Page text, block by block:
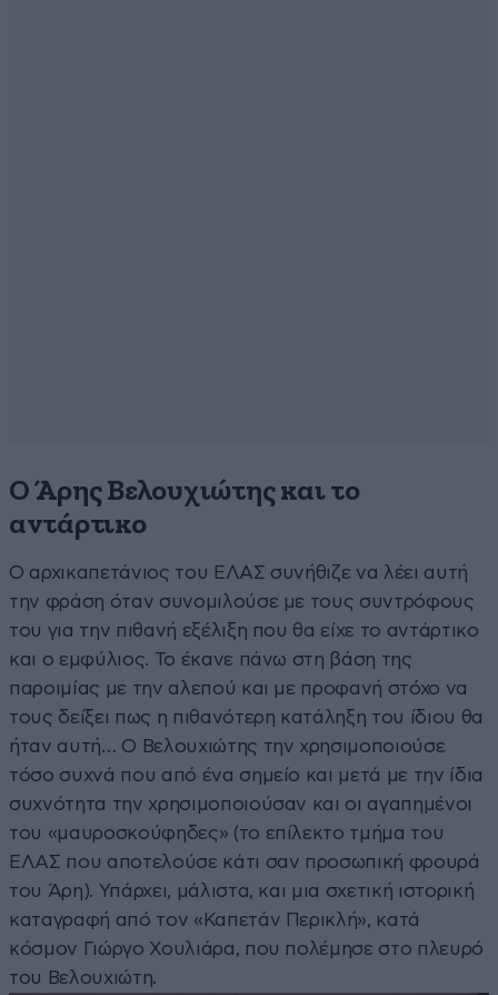
Ο Άρης Βελουχιώτης και το
αντάρτικο
Ο αρχικαπετάνιος του ΕΛΑΣ συνήθιζε να λέει αυτή
την φράση όταν συνομιλούσε με τους συντρόφους
του για την πιθανή εξέλιξη που θα είχε το αντάρτικο
και ο εμφύλιος. Το έκανε πάνω στη βάση της
παροιμίας με την αλεπού και με προφανή στόχο να
τους δείξει πως η πιθανότερη κατάληξη του ίδιου θα
ήταν αυτή… Ο Βελουχιώτης την χρησιμοποιούσε
τόσο συχνά που από ένα σημείο και μετά με την ίδια
συχνότητα την χρησιμοποιούσαν και οι αγαπημένοι
του «μαυροσκούφηδες» (το επίλεκτο τμήμα του
ΕΛΑΣ που αποτελούσε κάτι σαν προσωπική φρουρά
του Άρη). Υπάρχει, μάλιστα, και μια σχετική ιστορική
καταγραφή από τον «Καπετάν Περικλή», κατά
κόσμον Γιώργο Χουλιάρα, που πολέμησε στο πλευρό
του Βελουχιώτη.